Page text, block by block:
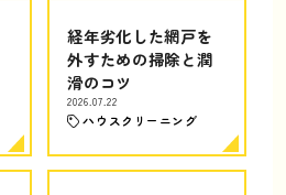
経年劣化した網戸を
外すための掃除と潤
滑のコツ
2026.07.22
ハウスクリーニング